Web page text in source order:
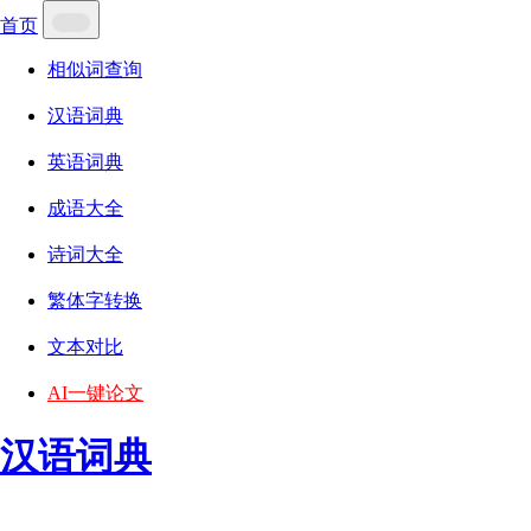
首页
相似词查询
汉语词典
英语词典
成语大全
诗词大全
繁体字转换
文本对比
AI一键论文
汉语词典